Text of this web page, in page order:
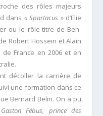
des rôles majeurs
dans « Spartacus »d’Elie
ou le rôle-titre de Ben-
Robert Hossein et Alain
France en 2006 et en
décoller la carrière de
une formation dans ce
Bernard Belin. On a pu
Fébus, prince des